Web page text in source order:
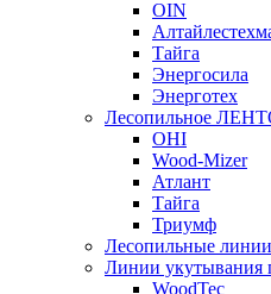
OIN
Тайга
Энергосила
Энерготех
Лесопильное
OHI
Wood-Mizer
Атлант
Тайга
Триумф
Лесопильные линии
Линии укутывания
WoodTec